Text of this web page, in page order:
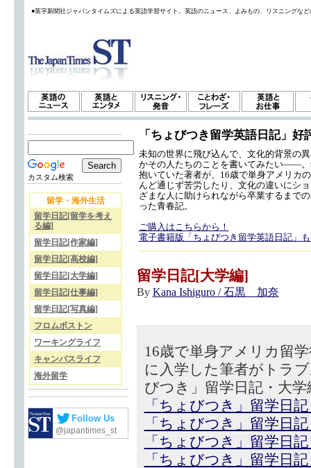
●英字新聞社ジャパンタイムズによる英語学習サイト。英語のニュース、よみもの、リスニングな
カスタム検索
留学・海外生活
留学日記[留学を考え
る編]
留学日記[作家編]
留学日記[高校編]
留学日記[大学編]
留学日記[仕事編]
留学日記[写真編]
フロムボストン
ワーキングライフ
キャンパスライフ
海外留学
Follow Us
@japantimes_st
「ちょびつき留学英語日記」好
未知の世界に飛び込んで、文化的背景の
かその人たちのことを書いてみたい——
抱いていた著者が、16歳で単身アメリカ
んど通じず苦労したり、文化の違いにシ
ざまな人に助けられながら卒業するまで
った青春記。
ご購入はこちらから！
電子書籍版「ちょびつき留学英語日記」
留学日記[大学編]
By Kana Ishiguro / 石黒 加奈
16歳で単身アメリカ留
に入学した筆者がトラ
びつき」留学日記・大学
「ちょびつき」留学日
「ちょびつき」留学日
「ちょびつき」留学日
「ちょびつき」留学日